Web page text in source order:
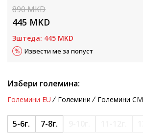
890MKD
445 MKD
Зштеда: 445 MKD
Извести ме за попуст
Избери големина:
Големини EU Големини Големини CM
5-6г. 7-8г.